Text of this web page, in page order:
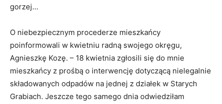
gorzej…
O niebezpiecznym procederze mieszkańcy
poinformowali w kwietniu radną swojego okręgu,
Agnieszkę Kozę. – 18 kwietnia zgłosili się do mnie
mieszkańcy z prośbą o interwencję dotyczącą nielegalnie
składowanych odpadów na jednej z działek w Starych
Grabiach. Jeszcze tego samego dnia odwiedziłam